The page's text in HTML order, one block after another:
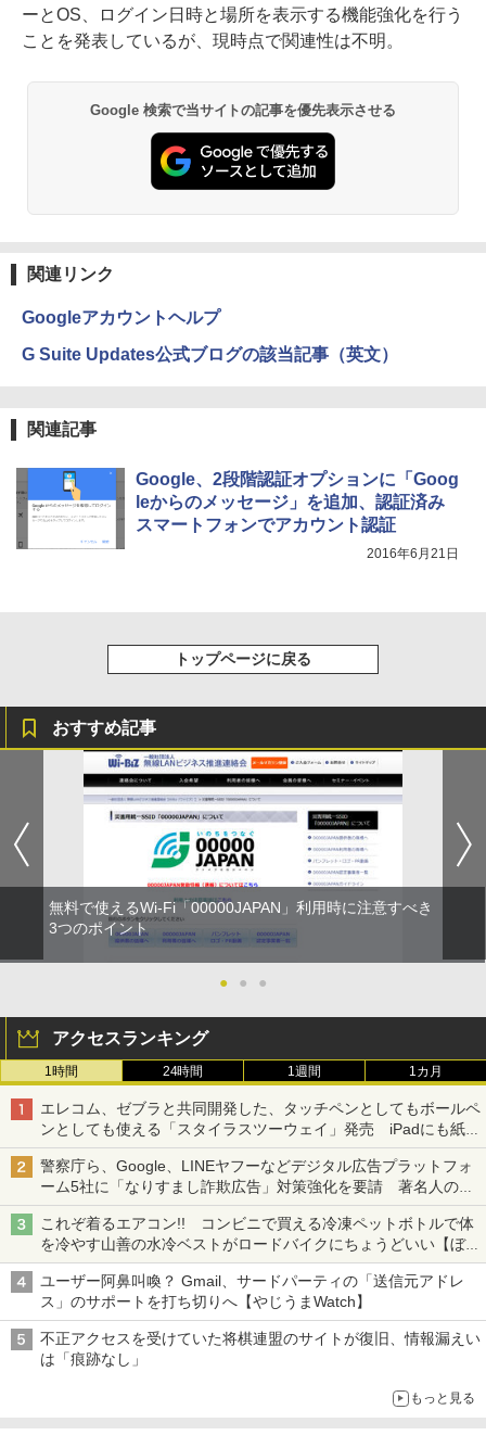
ーとOS、ログイン日時と場所を表示する機能強化を行う
ことを発表しているが、現時点で関連性は不明。
Google 検索で当サイトの記事を優先表示させる
関連リンク
Googleアカウントヘルプ
G Suite Updates公式ブログの該当記事（英文）
関連記事
Google、2段階認証オプションに「Goog
leからのメッセージ」を追加、認証済み
スマートフォンでアカウント認証
2016年6月21日
トップページに戻る
おすすめ記事
無料で使えるWi-Fi「00000JAPAN」利用時に注意すべき
3つのポイント
● ● ●
アクセスランキング
1時間 24時間 1週間 1カ月
エレコム、ゼブラと共同開発した、タッチペンとしてもボールペ
ンとしても使える「スタイラスツーウェイ」発売 iPadにも紙に
も、持ち替えずに書き込める
警察庁ら、Google、LINEヤフーなどデジタル広告プラットフォ
ーム5社に「なりすまし詐欺広告」対策強化を要請 著名人の写
真や映像を使った投資詐欺などへの対策として
これぞ着るエアコン!! コンビニで買える冷凍ペットボトルで体
を冷やす山善の水冷ベストがロードバイクにちょうどいい【ぼっ
ち・ざ・ろーど！その14】【空いた時間でなにしてる？】
ユーザー阿鼻叫喚？ Gmail、サードパーティの「送信元アドレ
ス」のサポートを打ち切りへ【やじうまWatch】
不正アクセスを受けていた将棋連盟のサイトが復旧、情報漏えい
は「痕跡なし」
もっと見る